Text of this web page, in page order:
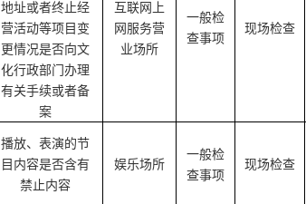
地址或者终止经
营活动等项目变
更情况是否向文
化行政部门办理
有关手续或者备
案
互联网上
网服务营
业场所
一般检
查事项
现场检查
播放、表演的节
目内容是否含有
禁止内容
娱乐场所
一般检
查事项
现场检查